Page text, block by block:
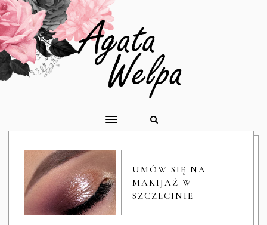
UMÓW SIĘ NA
MAKIJAŻ W
SZCZECINIE